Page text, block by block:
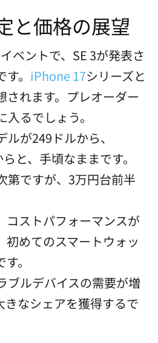
と価格の展望
イベントで、SE 3が発表さ
。 iPhone 17シリーズと
されます。プレオーダー
るでしょう。
が249ドルから、
と、手頃なままです。
第ですが、3万円台前半
コストパフォーマンスが
初めてのスマートウォッ
。
ブルデバイスの需要が増
きなシェアを獲得するで